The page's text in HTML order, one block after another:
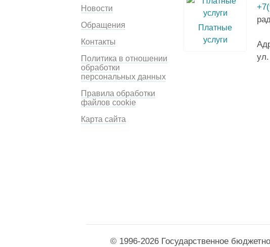
Новости
Обращения
Контакты
Политика в отношении
обработки
персональных данных
Правила обработки
файлов cookie
Карта сайта
Платные
услуги
© 1996-2026 Государственное